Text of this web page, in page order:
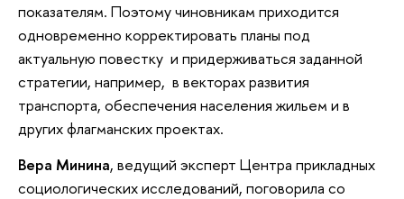
показателям. Поэтому чиновникам приходится
одновременно корректировать планы под
актуальную повестку и придерживаться заданной
стратегии, например, в векторах развития
транспорта, обеспечения населения жильем и в
других флагманских проектах.
Вера Минина, ведущий эксперт Центра прикладных
социологических исследований, поговорила со